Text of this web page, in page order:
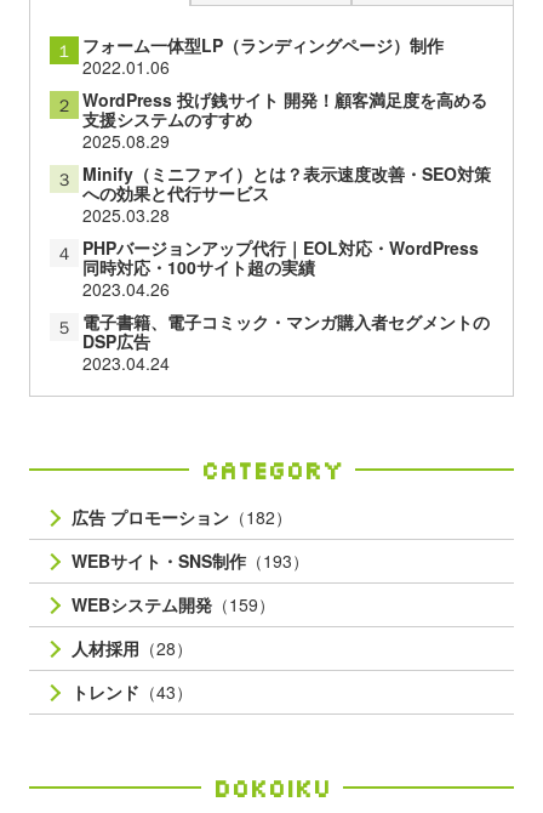
１ フォーム一体型LP（ランディングページ）制作
2022.01.06
２ WordPress 投げ銭サイト 開発！顧客満足度を高める
支援システムのすすめ
2025.08.29
３ Minify（ミニファイ）とは？表示速度改善・SEO対策
への効果と代行サービス
2025.03.28
４ PHPバージョンアップ代行｜EOL対応・WordPress
同時対応・100サイト超の実績
2023.04.26
５ 電子書籍、電子コミック・マンガ購入者セグメントの
DSP広告
2023.04.24
Category
広告 プロモーション （182）
WEBサイト・SNS制作 （193）
WEBシステム開発 （159）
人材採用 （28）
トレンド （43）
Dokoiku